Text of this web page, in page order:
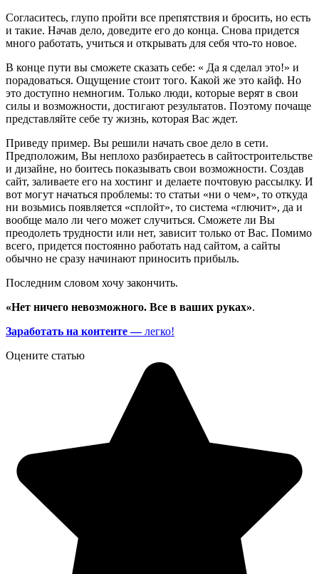
Согласитесь, глупо пройти все препятствия и бросить, но есть
и такие. Начав дело, доведите его до конца. Снова придется
много работать, учиться и открывать для себя что-то новое.
В конце пути вы сможете сказать себе: « Да я сделал это!» и
порадоваться. Ощущение стоит того. Какой же это кайф. Но
это доступно немногим. Только люди, которые верят в свои
силы и возможности, достигают результатов. Поэтому почаще
представляйте себе ту жизнь, которая Вас ждет.
Приведу пример. Вы решили начать свое дело в сети.
Предположим, Вы неплохо разбираетесь в сайтостроительстве
и дизайне, но боитесь показывать свои возможности. Создав
сайт, заливаете его на хостинг и делаете почтовую рассылку. И
вот могут начаться проблемы: то статьи «ни о чем», то откуда
ни возьмись появляется «сплойт», то система «глючит», да и
вообще мало ли чего может случиться. Сможете ли Вы
преодолеть трудности или нет, зависит только от Вас. Помимо
всего, придется постоянно работать над сайтом, а сайты
обычно не сразу начинают приносить прибыль.
Последним словом хочу закончить.
«Нет ничего невозможного. Все в ваших руках».
Заработать на контенте —легко!
Оцените статью